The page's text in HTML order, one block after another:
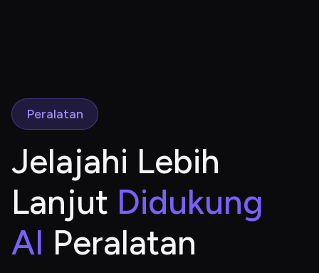
Peralatan
Jelajahi Lebih
Lanjut Didukung
AI Peralatan